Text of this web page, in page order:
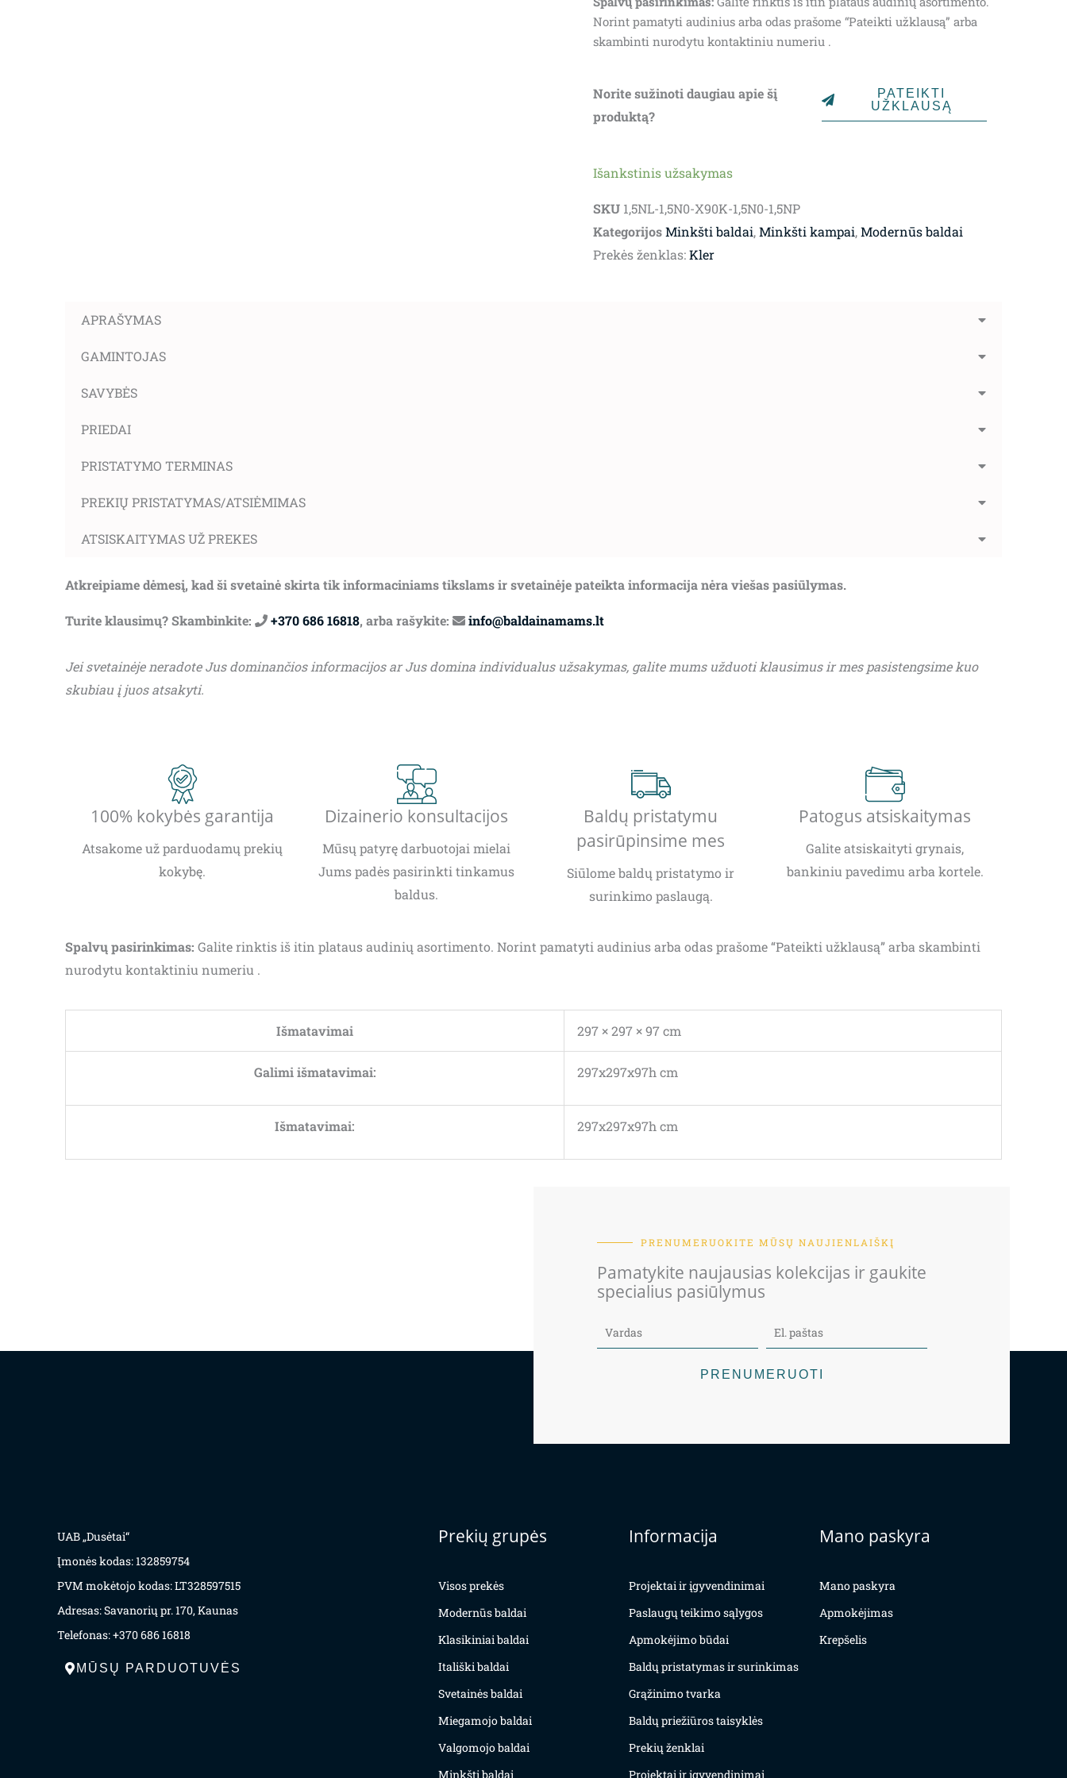
9,307.00€.8,841.65€.
Norint pamatyti audinius arba odas prašome “Pateikti užklausą” arba
skambinti nurodytu kontaktiniu numeriu .
Norite sužinoti daugiau apie šį
produktą?
PATEIKTI
UŽKLAUSĄ
Išankstinis užsakymas
SKU 1,5NL-1,5N0-X90K-1,5N0-1,5NP
Kategorijos Minkšti baldai,Minkšti kampai,Modernūs baldai
Prekės ženklas:Kler
APRAŠYMAS
GAMINTOJAS
SAVYBĖS
PRIEDAI
PRISTATYMO TERMINAS
PREKIŲ PRISTATYMAS/ATSIĖMIMAS
ATSISKAITYMAS UŽ PREKES
Atkreipiame dėmesį, kad ši svetainė skirta tik informaciniams tikslams ir svetainėje pateikta informacija nėra viešas pasiūlymas.
Turite klausimų? Skambinkite: +370 686 16818, arba rašykite: info@baldainamams.lt
Jei svetainėje neradote Jus dominančios informacijos ar Jus domina individualus užsakymas, galite mums užduoti klausimus ir mes pasistengsime kuo
skubiau į juos atsakyti.
100% kokybės garantija
Atsakome už parduodamų prekių
kokybę.
Dizainerio konsultacijos
Mūsų patyrę darbuotojai mielai
Jums padės pasirinkti tinkamus
baldus.
Baldų pristatymu
pasirūpinsime mes
Siūlome baldų pristatymo ir
surinkimo paslaugą.
Patogus atsiskaitymas
Galite atsiskaityti grynais,
bankiniu pavedimu arba kortele.
Spalvų pasirinkimas: Galite rinktis iš itin plataus audinių asortimento. Norint pamatyti audinius arba odas prašome “Pateikti užklausą” arba skambinti
nurodytu kontaktiniu numeriu .
Išmatavimai 297 × 297 × 97 cm
Galimi išmatavimai: 297x297x97h cm
Išmatavimai: 297x297x97h cm
PRENUMERUOKITE MŪSŲ NAUJIENLAIŠKĮ
Pamatykite naujausias kolekcijas ir gaukite
specialius pasiūlymus
PRENUMERUOTI
UAB „Dusėtai“
Įmonės kodas: 132859754
PVM mokėtojo kodas: LT328597515
Adresas: Savanorių pr. 170, Kaunas
Telefonas: +370 686 16818
MŪSŲ PARDUOTUVĖS
Prekių grupės
Visos prekės
Modernūs baldai
Klasikiniai baldai
Itališki baldai
Svetainės baldai
Miegamojo baldai
Valgomojo baldai
Minkšti baldai
Informacija
Projektai ir įgyvendinimai
Paslaugų teikimo sąlygos
Apmokėjimo būdai
Baldų pristatymas ir surinkimas
Grąžinimo tvarka
Baldų priežiūros taisyklės
Prekių ženklai
Projektai ir įgyvendinimai
Mano paskyra
Mano paskyra
Apmokėjimas
Krepšelis